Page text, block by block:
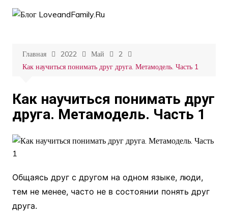
Перейти
Главная 2022 Май
2
Как научиться понимать друг друга. Метамодель. Часть 1
Как научиться понимать друг
друга. Метамодель. Часть 1
Общаясь друг с другом на одном языке, люди,
тем не менее, часто не в состоянии понять друг
друга.